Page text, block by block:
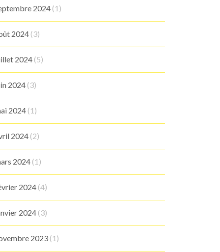
2024 (1)
2024 (3)
2024 (5)
2024 (3)
2024 (1)
2024 (2)
2024 (1)
2024 (4)
2024 (3)
2023 (1)